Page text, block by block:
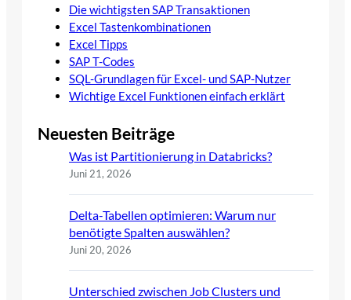
Die wichtigsten SAP Transaktionen
Excel Tastenkombinationen
Excel Tipps
SAP T-Codes
SQL-Grundlagen für Excel- und SAP-Nutzer
Wichtige Excel Funktionen einfach erklärt
Neuesten Beiträge
Was ist Partitionierung in Databricks?
Juni 21, 2026
Delta-Tabellen optimieren: Warum nur
benötigte Spalten auswählen?
Juni 20, 2026
Unterschied zwischen Job Clusters und